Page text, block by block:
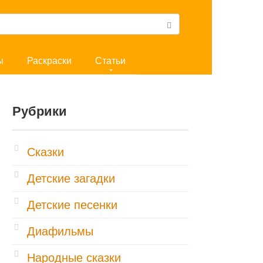
Раскраски Статьи
Рубрики
Cказки
Детские загадки
Детские песенки
Диафильмы
Народные сказки